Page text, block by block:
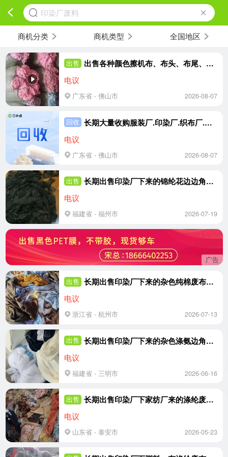
印染厂废料
商机分类 商机类型 全国地区
出售 出售各种颜色擦机布、布头、布尾、布边条，定型条可做地拖.打绳子，A级弹力棉开发料，三色工艺品等
电议
广东省 - 佛山市 2026-08-07
回收 长期大量收购服装厂.印染厂.织布厂.制线厂下来的废布，废料
电议
广东省 - 佛山市 2026-08-07
出售 长期出售印染厂下来的锦纶花边边角料，锦氨废布，月供几十吨，在福建福州
电议
福建省 - 福州市 2026-07-19
广告
出售 长期出售印染厂下来的杂色纯棉废布，纯棉边角料，月供20吨，在浙江杭州
电议
浙江省 - 杭州市 2026-07-13
出售 长期出售印染厂下来的杂色涤氨边角料，涤氨废布，旺季月供30吨，在福建三明
电议
福建省 - 三明市 2026-06-16
出售 长期出售印染厂下家纺厂来的涤纶废布，废布料，拉丝布，现货四五十吨，货在山东泰安
电议
山东省 - 泰安市 2026-05-23